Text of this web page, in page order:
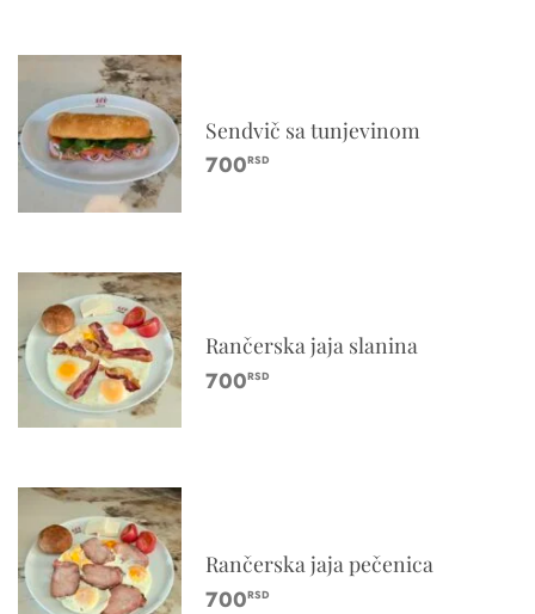
Sendvič sa tunjevinom
700RSD
Rančerska jaja slanina
700RSD
Rančerska jaja pečenica
700RSD